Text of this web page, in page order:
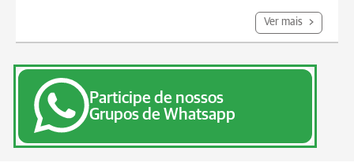
Ver mais
Participe de nossos
Grupos de Whatsapp